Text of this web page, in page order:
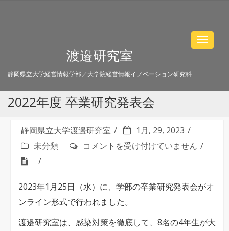
Toggle
渡邉研究室
静岡県立大学経営情報学部／大学院経営情報イノベーション研究科
2022年度 卒業研究発表会
静岡県立大学渡邉研究室
1月, 29, 2023
未分類
2022
卒
業
研
コメントを受け付けていません
2023年1月25日（水）に、学部の卒業研究発表会がオ
ンライン形式で行われました。
渡邉研究室は、感染対策を徹底して、8名の4年生が大